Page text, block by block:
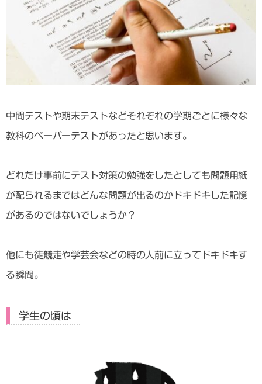
中間テストや期末テストなどそれぞれの学期ごとに様々な
教科のペーパーテストがあったと思います。
どれだけ事前にテスト対策の勉強をしたとしても問題用紙
が配られるまではどんな問題が出るのかドキドキした記憶
があるのではないでしょうか？
他にも徒競走や学芸会などの時の人前に立ってドキドキす
る瞬間。
学生の頃は